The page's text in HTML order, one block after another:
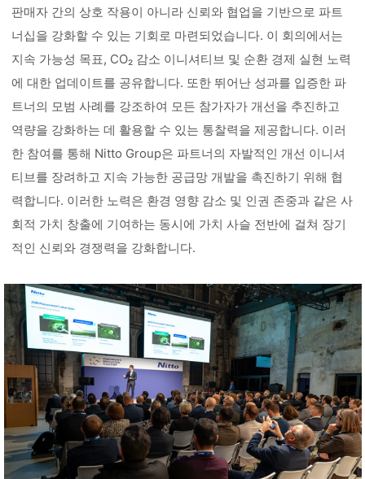
판매자 간의 상호 작용이 아니라 신뢰와 협업을 기반으로 파트
너십을 강화할 수 있는 기회로 마련되었습니다. 이 회의에서는
지속 가능성 목표, CO₂ 감소 이니셔티브 및 순환 경제 실현 노력
에 대한 업데이트를 공유합니다. 또한 뛰어난 성과를 입증한 파
트너의 모범 사례를 강조하여 모든 참가자가 개선을 추진하고
역량을 강화하는 데 활용할 수 있는 통찰력을 제공합니다. 이러
한 참여를 통해 Nitto Group은 파트너의 자발적인 개선 이니셔
티브를 장려하고 지속 가능한 공급망 개발을 촉진하기 위해 협
력합니다. 이러한 노력은 환경 영향 감소 및 인권 존중과 같은 사
회적 가치 창출에 기여하는 동시에 가치 사슬 전반에 걸쳐 장기
적인 신뢰와 경쟁력을 강화합니다.